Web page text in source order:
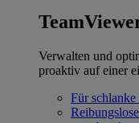
Verwalten und
proaktiv auf einer
Für schlanke